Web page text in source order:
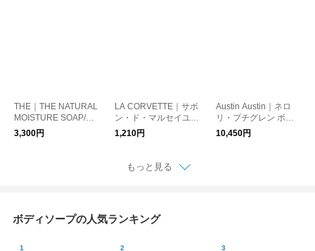
THE｜THE NATURAL
MOISTURE SOAP/石
鹼 ボディソープ 手洗
い 洗顔
3,300円
LA CORVETTE｜サボ
ン・ド・マルセイユ
オリーブ 300g/マルセ
イユ石鹸 オリーブ石
1,210円
Austin Austin｜ネロ
リ・プチグレン ボデ
ィソープ 600ml pouc
h 詰替用【リフィル単
10,450円
もっと見る
ボディソープの人気ランキング